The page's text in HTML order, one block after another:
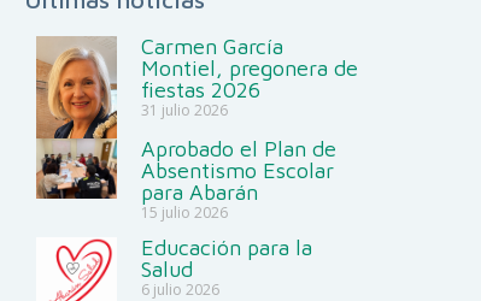
Carmen García
Montiel, pregonera de
fiestas 2026
31 julio 2026
Aprobado el Plan de
Absentismo Escolar
para Abarán
15 julio 2026
Educación para la
Salud
6 julio 2026